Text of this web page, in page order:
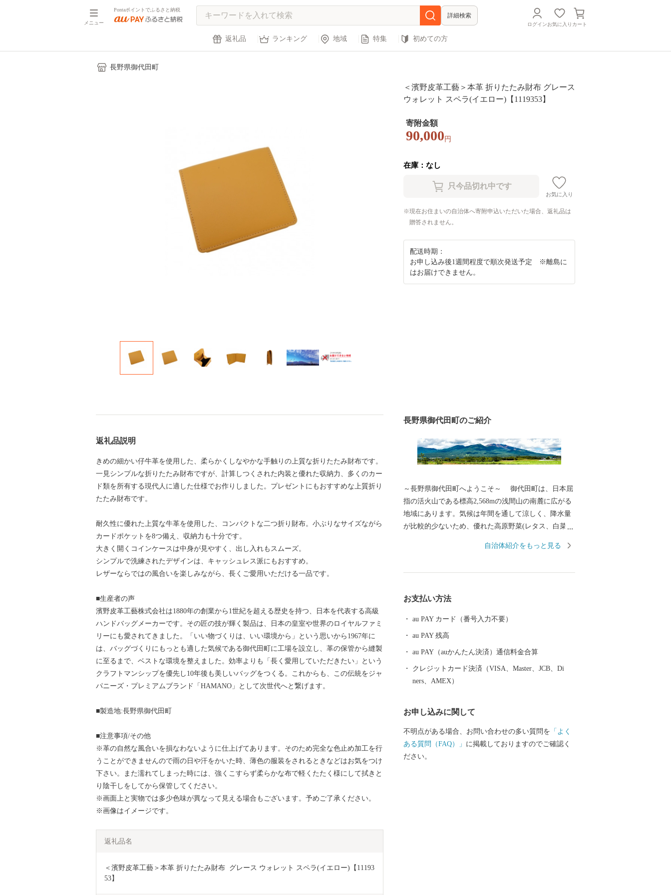
メニュー
Pontaポイントでふるさと納税
詳細検索
ログインお気に入り カート
返礼品 ランキング 地域 特集 初めての方
長野県御代田町
＜濱野皮革工藝＞本革 折りたたみ財布 グレース
ウォレット スペラ(イエロー)【1119353】
寄附金額
90,000 円
在庫：なし
お気に入り
現在お住まいの自治体へ寄附申込いただいた場合、返礼品は
贈答されません。
配送時期：
お申し込み後1週間程度で順次発送予定 ※離島に
はお届けできません。
返礼品説明
きめの細かい仔牛革を使用した、柔らかくしなやかな手触りの上質な折りたたみ財布です。
一見シンプルな折りたたみ財布ですが、計算しつくされた内装と優れた収納力、多くのカー
ド類を所有する現代人に適した仕様でお作りしました。プレゼントにもおすすめな上質折り
たたみ財布です。
耐久性に優れた上質な牛革を使用した、コンパクトな二つ折り財布。小ぶりなサイズながら
カードポケットを8つ備え、収納力も十分です。
大きく開くコインケースは中身が見やすく、出し入れもスムーズ。
シンプルで洗練されたデザインは、キャッシュレス派にもおすすめ。
レザーならではの風合いを楽しみながら、長くご愛用いただける一品です。
■生産者の声
濱野皮革工藝株式会社は1880年の創業から1世紀を超える歴史を持つ、日本を代表する高級
ハンドバッグメーカーです。その匠の技が輝く製品は、日本の皇室や世界のロイヤルファミ
リーにも愛されてきました。「いい物づくりは、いい環境から」という思いから1967年に
は、バッグづくりにもっとも適した気候である御代田町に工場を設立し、革の保管から縫製
に至るまで、ベストな環境を整えました。効率よりも「長く愛用していただきたい」という
クラフトマンシップを優先し10年後も美しいバッグをつくる。これからも、この伝統をジャ
パニーズ・プレミアムブランド「HAMANO」として次世代へと繋げます。
■製造地:長野県御代田町
■注意事項/その他
※革の自然な風合いを損なわないように仕上げてあります。そのため完全な色止め加工を行
うことができませんので雨の日や汗をかいた時、薄色の服装をされるときなどはお気をつけ
下さい。また濡れてしまった時には、強くこすらず柔らかな布で軽くたたく様にして拭きと
り陰干しをしてから保管してください。
※画面上と実物では多少色味が異なって見える場合もございます。予めご了承ください。
※画像はイメージです。
返礼品名
＜濱野皮革工藝＞本革 折りたたみ財布  グレース ウォレット スペラ(イエロー)【11193
53】
長野県御代田町のご紹介
～長野県御代田町へようこそ～ 御代田町は、日本屈
指の活火山である標高2,568mの浅間山の南麓に広がる
地域にあります。気候は年間を通して涼しく、降水量
が比較的少ないため、優れた高原野菜(レタス、白菜、
には精密機械工業、食品加工と製造業が盛んであり、
長野県下でもトップクラスを誇り、年少人口や生産年
州・御代田龍神まつり」が開催されます。御代田町の
夏の一大イベントです。
自治体紹介をもっと見る
お支払い方法
au PAY カード（番号入力不要）
au PAY 残高
au PAY（auかんたん決済）通信料金合算
クレジットカード決済（VISA、Master、JCB、Di
ners、AMEX）
お申し込みに関して
不明点がある場合、お問い合わせの多い質問を 「よく
ある質問（FAQ）」 に掲載しておりますのでご確認く
ださい。